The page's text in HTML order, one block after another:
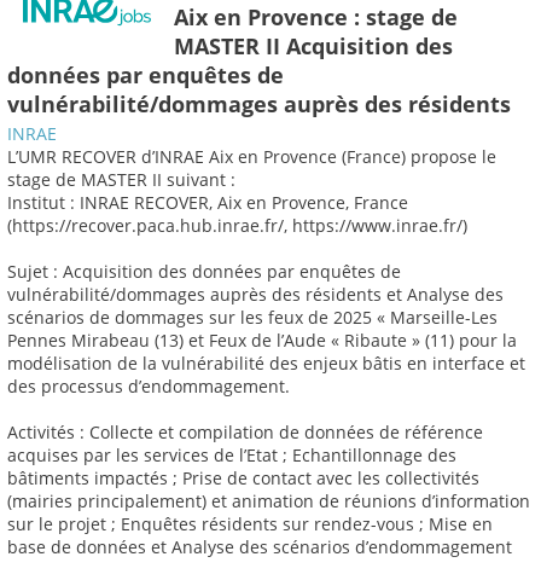
Aix en Provence : stage de
MASTER II Acquisition des
données par enquêtes de
vulnérabilité/dommages auprès des résidents
INRAE
L’UMR RECOVER d’INRAE Aix en Provence (France) propose le
stage de MASTER II suivant :
Institut : INRAE RECOVER, Aix en Provence, France
(https://recover.paca.hub.inrae.fr/, https://www.inrae.fr/)
Sujet : Acquisition des données par enquêtes de
vulnérabilité/dommages auprès des résidents et Analyse des
scénarios de dommages sur les feux de 2025 « Marseille-Les
Pennes Mirabeau (13) et Feux de l’Aude « Ribaute » (11) pour la
modélisation de la vulnérabilité des enjeux bâtis en interface et
des processus d’endommagement.
Activités : Collecte et compilation de données de référence
acquises par les services de l’Etat ; Echantillonnage des
bâtiments impactés ; Prise de contact avec les collectivités
(mairies principalement) et animation de réunions d’information
sur le projet ; Enquêtes résidents sur rendez-vous ; Mise en
base de données et Analyse des scénarios d’endommagement